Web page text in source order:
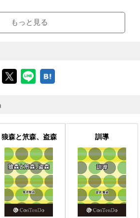
ビューア・モバイルビューア
もっと見る
狼森と笊森、盗森 訓導